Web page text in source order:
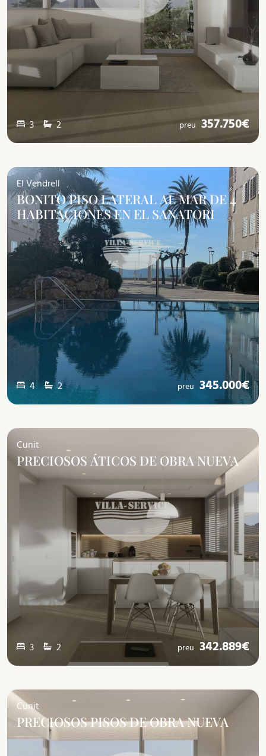
3 2 preu 357.750€
El Vendrell
BONITO PISO LATERAL AL MAR DE 4
HABITACIONES EN EL SANATORI
4 2 preu 345.000€
Cunit
PRECIOSOS ÁTICOS DE OBRA NUEVA
3 2 preu 342.889€
Cunit
PRECIOSOS PISOS DE OBRA NUEVA